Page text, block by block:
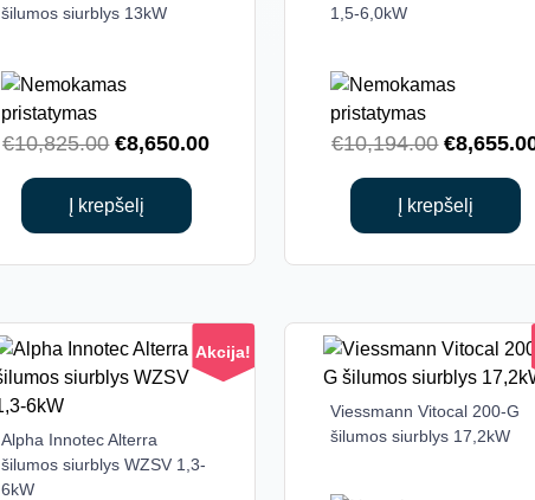
šilumos siurblys 13kW
€10,825.00 Original
price
was:
€10,825.00.
€8,650.00Current
Į krepšelį
1,5-6,0kW
€10,194.00 Original
price
was:
€
Į krepšelį
Akcija!
Alpha Innotec Alterra
šilumos siurblys WZSV 1,3-
6kW
This
product
Viessmann Vitocal 200-G
šilumos siurblys 17,2kW